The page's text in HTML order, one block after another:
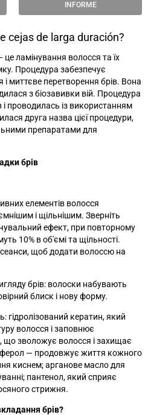
INFORME
cejas de larga duración?
це ламінування волосся та їх
Процедура забезпечує
і миттєве перетворення брів. Вона
з біозавивки вій. Процедура
і проводилась із використанням
друга назва цієї процедури,
препаратами для
брів
елементів волосся
і щільнішим. Зверніть
ефект, при повторному
10% в об'ємі та щільності.
щоб додати волоссю на
брів: волоски набувають
блиск і нову форму.
гідролізований кератин, який
волосся і заповнює
що зволожує волосся і захищає
— продовжує життя кожного
киснем; арганове масло для
пантенол, який сприяє
стрижня.
брів?